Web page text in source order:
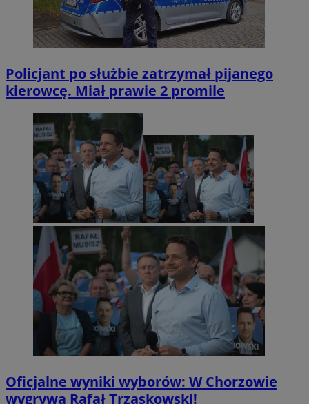
Policjant po służbie zatrzymał pijanego
kierowcę. Miał prawie 2 promile
Oficjalne wyniki wyborów: W Chorzowie
wygrywa Rafał Trzaskowski!